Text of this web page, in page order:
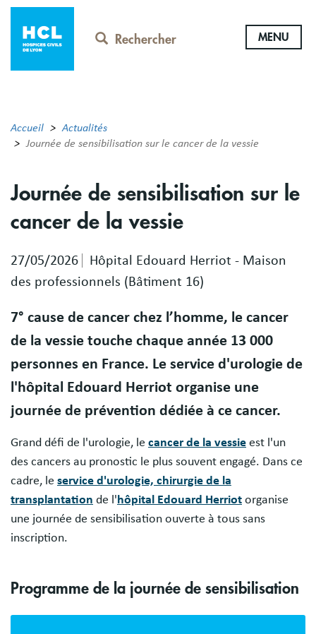
Aller
contenu
principal
Rechercher MENU
Accueil
Actualités
Journée de sensibilisation sur le cancer de la vessie
Journée de sensibilisation sur le
cancer de la vessie
27/05/2026
Hôpital Edouard Herriot - Maison
des professionnels (Bâtiment 16)
7° cause de cancer chez l’homme, le cancer
de la vessie touche chaque année 13 000
personnes en France. Le service d'urologie de
l'hôpital Edouard Herriot organise une
journée de prévention dédiée à ce cancer.
Grand défi de l'urologie, le cancer de la vessie est l'un
des cancers au pronostic le plus souvent engagé. Dans ce
cadre, le service d'urologie, chirurgie de la
transplantation de l' hôpital Edouard Herriot organise
une journée de sensibilisation ouverte à tous sans
inscription.
Programme de la journée de sensibilisation